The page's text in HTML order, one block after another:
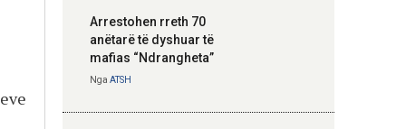
Arrestohen rreth 70
anëtarë të dyshuar të
mafias “Ndrangheta”
Nga ATSH